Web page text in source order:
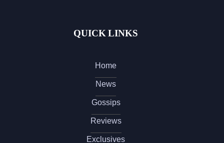
QUICK LINKS
Home
News
Gossips
Reviews
Exclusives